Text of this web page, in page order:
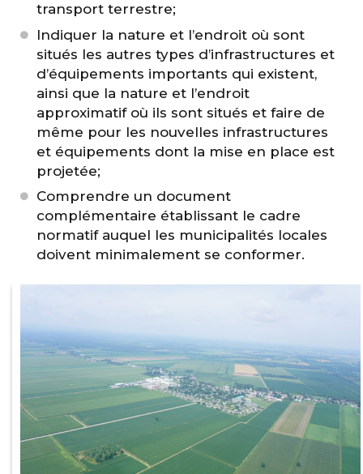
transport terrestre;
Indiquer la nature et l’endroit où sont
situés les autres types d’infrastructures et
d’équipements importants qui existent,
ainsi que la nature et l’endroit
approximatif où ils sont situés et faire de
même pour les nouvelles infrastructures
et équipements dont la mise en place est
projetée;
Comprendre un document
complémentaire établissant le cadre
normatif auquel les municipalités locales
doivent minimalement se conformer.